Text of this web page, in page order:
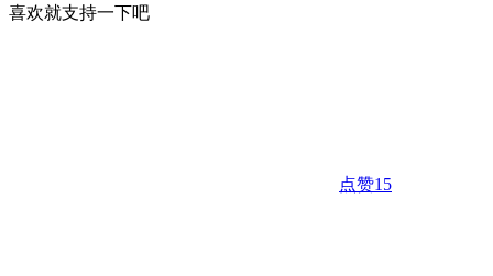
喜欢就支持一下吧
点赞15